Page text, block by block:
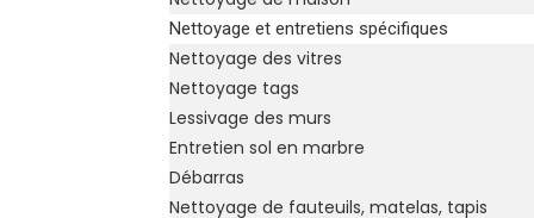
Nettoyage et entretiens spécifiques
Nettoyage des vitres
Nettoyage tags
Lessivage des murs
Entretien sol en marbre
Débarras
Nettoyage de fauteuils, matelas, tapis